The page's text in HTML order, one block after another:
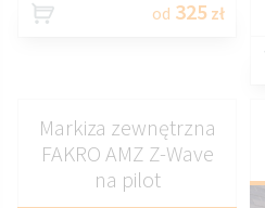
od 325 zł
Markiza zewnętrzna
FAKRO AMZ Z-Wave
na pilot